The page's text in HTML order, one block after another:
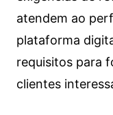
atendem ao
plataforma
requisitos para
clientes